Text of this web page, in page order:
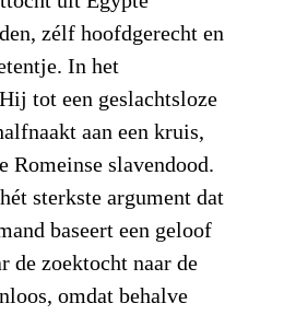
zélf hoofdgerecht en
In het
tot een geslachtsloze
aan een kruis,
Romeinse slavendood.
sterkste argument dat
baseert een geloof
de zoektocht naar de
omdat behalve